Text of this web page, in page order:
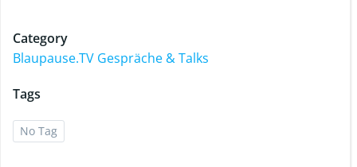
Category
Blaupause.TV Gespräche & Talks
Tags
No Tag